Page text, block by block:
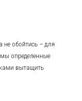
не обойтись – для
определенные
вытащить